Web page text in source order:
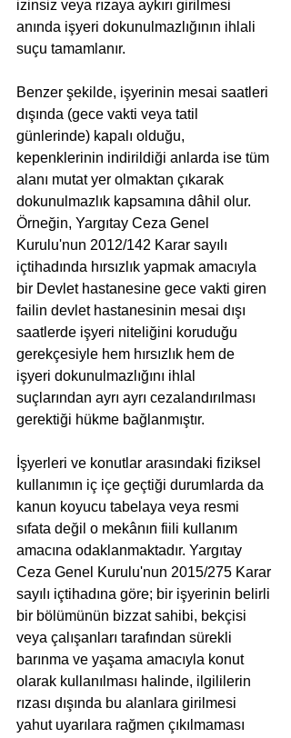
izinsiz veya rızaya aykırı girilmesi
anında işyeri dokunulmazlığının ihlali
suçu tamamlanır.
Benzer şekilde, işyerinin mesai saatleri
dışında (gece vakti veya tatil
günlerinde) kapalı olduğu,
kepenklerinin indirildiği anlarda ise tüm
alanı mutat yer olmaktan çıkarak
dokunulmazlık kapsamına dâhil olur.
Örneğin, Yargıtay Ceza Genel
Kurulu'nun 2012/142 Karar sayılı
içtihadında hırsızlık yapmak amacıyla
bir Devlet hastanesine gece vakti giren
failin devlet hastanesinin mesai dışı
saatlerde işyeri niteliğini koruduğu
gerekçesiyle hem hırsızlık hem de
işyeri dokunulmazlığını ihlal
suçlarından ayrı ayrı cezalandırılması
gerektiği hükme bağlanmıştır.
İşyerleri ve konutlar arasındaki fiziksel
kullanımın iç içe geçtiği durumlarda da
kanun koyucu tabelaya veya resmi
sıfata değil o mekânın fiili kullanım
amacına odaklanmaktadır. Yargıtay
Ceza Genel Kurulu'nun 2015/275 Karar
sayılı içtihadına göre; bir işyerinin belirli
bir bölümünün bizzat sahibi, bekçisi
veya çalışanları tarafından sürekli
barınma ve yaşama amacıyla konut
olarak kullanılması halinde, ilgililerin
rızası dışında bu alanlara girilmesi
yahut uyarılara rağmen çıkılmaması